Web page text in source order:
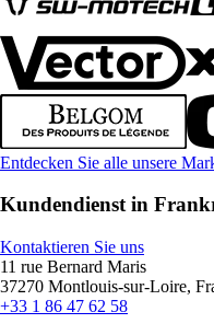
Entdecken Sie alle unsere
Kundendienst in
Kontaktieren Sie uns
11 rue Bernard Maris
37270 Montlouis-sur-Loire,
+33 1 86 47 62 58